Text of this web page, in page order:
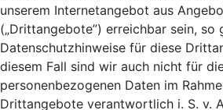
unserem Internetangebot aus
(„Drittangebote”) erreichbar sein, so
Datenschutzhinweise für diese
diesem Fall sind wir auch nicht für
personenbezogenen Daten im
Drittangebote verantwortlich i. S. v.